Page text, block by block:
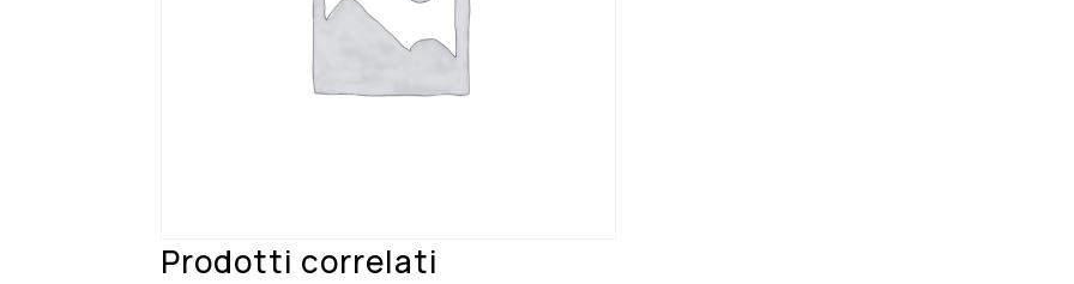
Prodotti correlati